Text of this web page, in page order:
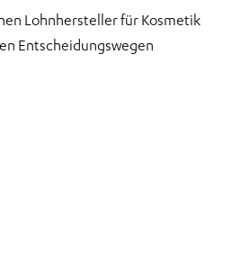
Lohnhersteller für Kosmetik
Entscheidungswegen